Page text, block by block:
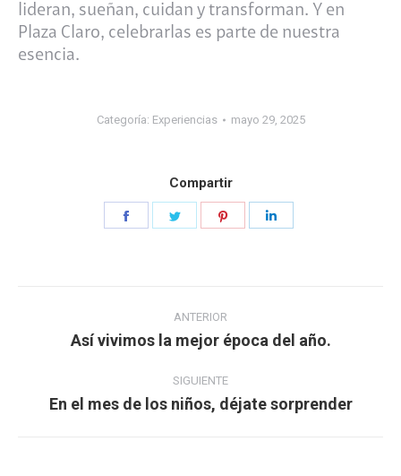
lideran, sueñan, cuidan y transforman. Y en
Plaza Claro, celebrarlas es parte de nuestra
esencia.
Categoría: Experiencias mayo 29, 2025
Compartir
publicaciones
ANTERIOR
Publicación
Así vivimos la mejor época del año.​
SIGUIENTE
Publicación
En el mes de los niños, déjate sorprender